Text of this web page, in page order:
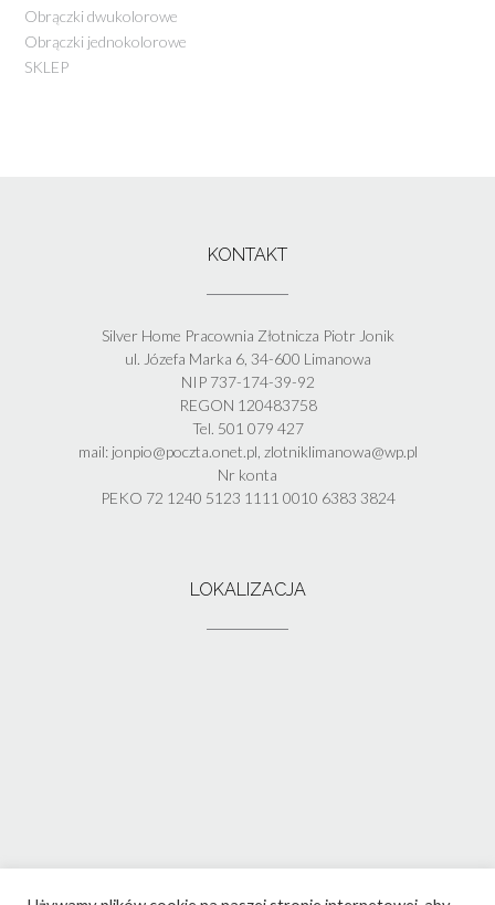
Obrączki dwukolorowe
Obrączki jednokolorowe
SKLEP
KONTAKT
Silver Home Pracownia Złotnicza Piotr Jonik
ul. Józefa Marka 6, 34-600 Limanowa
NIP 737-174-39-92
REGON 120483758
Tel. 501 079 427
mail: jonpio@poczta.onet.pl, zlotniklimanowa@wp.pl
Nr konta
PEKO 72 1240 5123 1111 0010 6383 3824
LOKALIZACJA